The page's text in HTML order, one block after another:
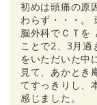
初めは頭痛の原
わらず・・・。
脳外科でＣＴを
ことで2、3月過
をいただいた中
見て、あかとき
てすっきりし、
感じました。